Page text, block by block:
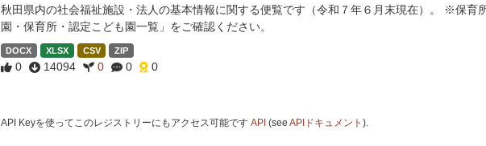
秋田県内の社会福祉施設・法人の基本情報に関する便覧です（令和７年６月末現在）。 ※保育
園・保育所・認定こども園一覧」をご確認ください。
DOCX XLSX CSV ZIP
0 14094 0 0 0
API Keyを使ってこのレジストリーにもアクセス可能です API (see APIドキュメント ).